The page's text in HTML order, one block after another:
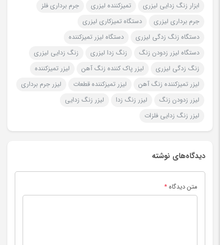
ابزار زنگ زدایی لیزری تمیزکننده لیزری
جرم برداری فلز
جرم برداری لیزری
دستگاه تمیزکاری لیزری
دستگاه زنگ زدگی لیزری
دستگاه لیزر تمیزکننده
دستگاه لیزر زدودن زنگ
زنگ زدا لیزری
زنگ زدایی لیزری
زنگ زدگی لیزری
لیزر پاک کننده زنگ آهن
لیزر تمیزکننده
لیزر تمیزکننده زنگ آهن
لیزر تمیزکننده قطعات
لیزر جرم برداری
لیزر زدودن زنگ
لیزر زنگ زدا
لیزر زنگ زدایی
لیزر زنگ زدایی فلزات
دیدگاه‌های نوشته
متن دیدگاه*